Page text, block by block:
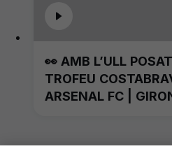
👀 AMB L’ULL
TROFEU
ARSENAL FC |